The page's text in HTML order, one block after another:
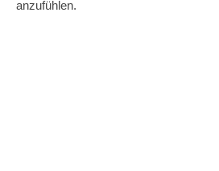
anzufühlen.